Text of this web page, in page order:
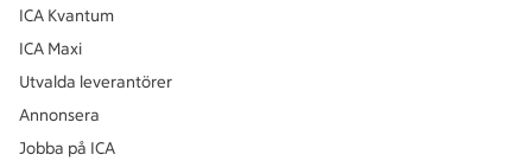
ICA Kvantum
ICA Maxi
Utvalda leverantörer
Annonsera
Jobba på ICA